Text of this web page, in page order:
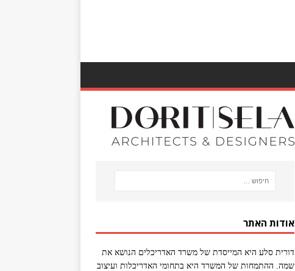
אודות האתר
דורית סלע היא המייסדת של משרד האדריכלים הנושא את
שמה. ההתמחות של המשרד היא בתחומי האדריכלות ועיצוב